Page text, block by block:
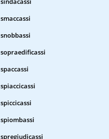
smaccassi
snobbassi
sopraedificassi
spaccassi
spiaccicassi
spiccicassi
spiombassi
spregiudicassi